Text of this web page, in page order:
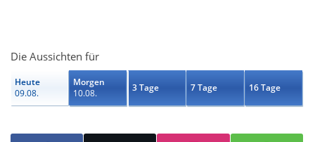
Die Aussichten für
Heute
09.08.
Morgen
10.08.
3 Tage 7 Tage 16 Tage